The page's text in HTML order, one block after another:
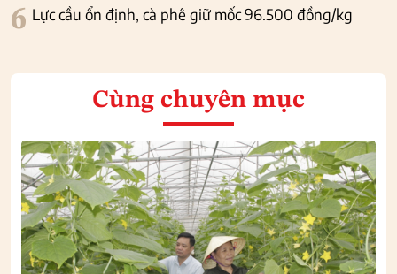
6 Lực cầu ổn định, cà phê giữ mốc 96.500 đồng/kg
Cùng chuyên mục